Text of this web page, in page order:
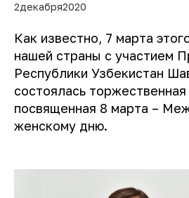
2декабря2020
Как известно, 7 марта
нашей страны с участием
Республики Узбекистан
состоялась
посвященная 8 марта –
женскому дню.